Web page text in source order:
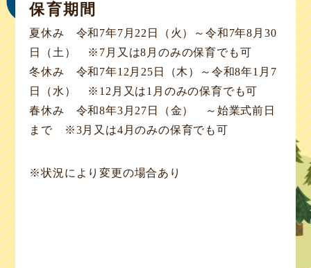
保育期間
夏休み 令和7年7月22日（火）～令和7年8月30
日（土） ※7月又は8月のみの保育でも可
冬休み 令和7年12月25日（木）～令和8年1月7
日（水） ※12月又は1月のみの保育でも可
春休み 令和8年3月27日（金） ～始業式前日
まで ※3月又は4月のみの保育でも可
※状況により変更の場合あり